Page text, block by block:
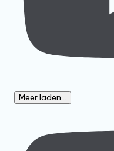
Meer laden...